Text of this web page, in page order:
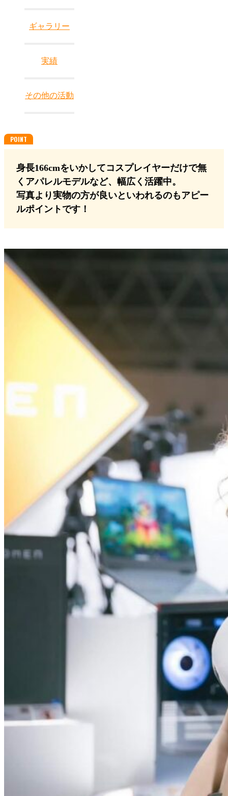
ギャラリー
実績
その他の活動
身長166cmをいかしてコスプレイヤーだけで無
くアパレルモデルなど、幅広く活躍中。
写真より実物の方が良いといわれるのもアピー
ルポイントです！